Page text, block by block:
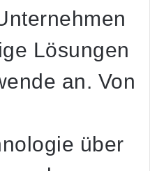
Lösungen
an. Von
über